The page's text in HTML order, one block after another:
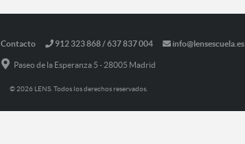
Contacto 912 323 868 / 637 837 004 info@lensescuela.es
Paseo de la Esperanza 5 - 28005 Madrid
© 2026 LENS. Todos los derechos reservados.